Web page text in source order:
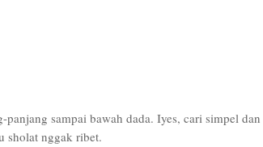
sampai bawah dada. Iyes, cari simpel dan
sholat nggak ribet.